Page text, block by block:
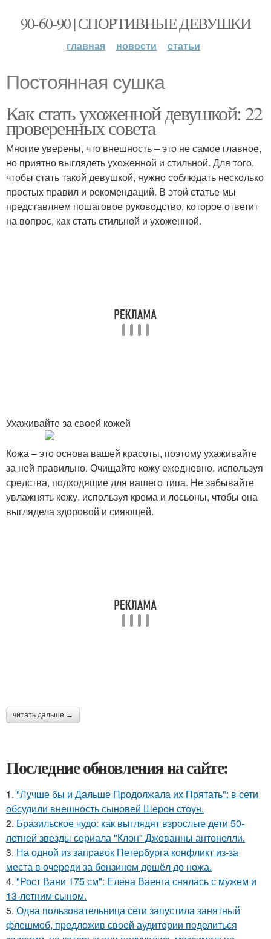
90-60-90 | СПОРТИВНЫЕ ДЕВУШКИ
главная новости статьи
Постоянная сушка
Как стать ухоженной девушкой: 22
проверенных совета
Многие уверены, что внешность – это не самое главное,
но приятно выглядеть ухоженной и стильной. Для того,
чтобы стать такой девушкой, нужно соблюдать несколько
простых правил и рекомендаций. В этой статье мы
представляем пошаговое руководство, которое ответит
на вопрос, как стать стильной и ухоженной.
Ухаживайте за своей кожей
Кожа – это основа вашей красоты, поэтому ухаживайте
за ней правильно. Очищайте кожу ежедневно, используя
средства, подходящие для вашего типа. Не забывайте
увлажнять кожу, используя крема и лосьоны, чтобы она
выглядела здоровой и сияющей.
читать дальше →
Последние обновления на сайте:
1. "Лучше бы и Дальше Продолжала их Прятать": в сети
обсудили внешность сыновей Шерон стоун.
2. Бразильское чудо: как выглядят взрослые дети 50-
летней звезды сериала "Клон" Джованны антонелли.
3. На одной из заправок Петербурга конфликт из-за
места в очереди за бензином дошёл до ножа.
4. "Рост Вани 175 см": Елена Ваенга снялась с мужем и
13-летним сыном.
5. Одна пользовательница сети запустила занятный
флешмоб, предложив своей аудитории поделиться